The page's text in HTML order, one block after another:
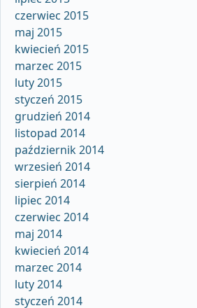
czerwiec 2015
maj 2015
kwiecień 2015
marzec 2015
luty 2015
styczeń 2015
grudzień 2014
listopad 2014
październik 2014
wrzesień 2014
sierpień 2014
lipiec 2014
czerwiec 2014
maj 2014
kwiecień 2014
marzec 2014
luty 2014
styczeń 2014